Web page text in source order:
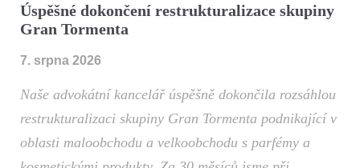
Úspěšné dokončení restrukturalizace skupiny
Gran Tormenta
7. srpna 2026
Naše advokátní kancelář úspěšně dokončila rozsáhlou
restrukturalizaci skupiny Gran Tormenta podnikající v
oblasti maloobchodu a velkoobchodu s parfémy a